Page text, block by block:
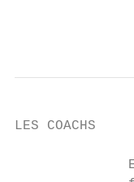
LES COACHS